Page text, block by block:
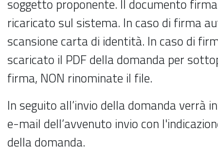
soggetto proponente. Il documento
ricaricato sul sistema. In caso di firma
scansione carta di identità. In caso di
scaricato il PDF della domanda per
firma, NON rinominate il file.
In seguito all’invio della domanda verrà
e-mail dell’avvenuto invio con
della domanda.